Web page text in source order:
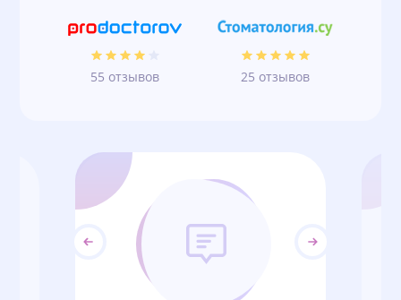
55 отзывов 25 отзывов